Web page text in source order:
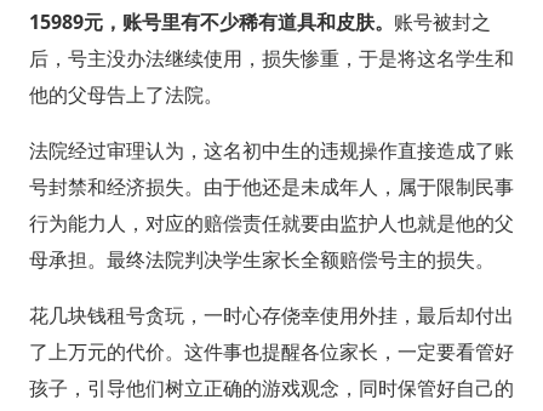
15989元，账号里有不少稀有道具和皮肤。 账号被封之
后，号主没办法继续使用，损失惨重，于是将这名学生和
他的父母告上了法院。
法院经过审理认为，这名初中生的违规操作直接造成了账
号封禁和经济损失。由于他还是未成年人，属于限制民事
行为能力人，对应的赔偿责任就要由监护人也就是他的父
母承担。最终法院判决学生家长全额赔偿号主的损失。
花几块钱租号贪玩，一时心存侥幸使用外挂，最后却付出
了上万元的代价。这件事也提醒各位家长，一定要看管好
孩子，引导他们树立正确的游戏观念，同时保管好自己的